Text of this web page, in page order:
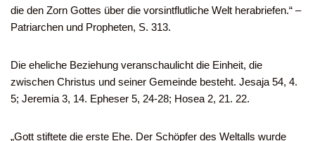
die den Zorn Gottes über die vorsintflutliche Welt herabriefen.“ –
Patriarchen und Propheten, S. 313.
Die eheliche Beziehung veranschaulicht die Einheit, die
zwischen Christus und seiner Gemeinde besteht. Jesaja 54, 4.
5; Jeremia 3, 14. Epheser 5, 24-28; Hosea 2, 21. 22.
„Gott stiftete die erste Ehe. Der Schöpfer des Weltalls wurde